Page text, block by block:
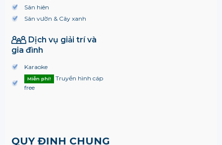
Sân hiên
Sân vườn & Cây xanh
Dịch vụ giải trí và
gia đình
Karaoke
Miễn phí!
Truyền hình cáp
free
QUY ĐỊNH CHUNG